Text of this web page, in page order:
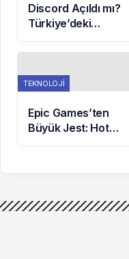
Discord Açıldı mı?
Türkiye’deki
Kullanıcılar İçin Son
Durum!
TEKNOLOJI
Epic Games’ten
Büyük Jest: Hot
Wheels Unleashed